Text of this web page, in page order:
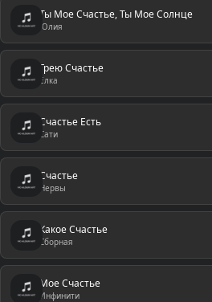
Ты Мое Счастье, Ты Мое Солнце
Юлия
Грею Счастье
Елка
Счастье Есть
Сати
Счастье
Нервы
Какое Счастье
Сборная
Мое Счастье
Инфинити